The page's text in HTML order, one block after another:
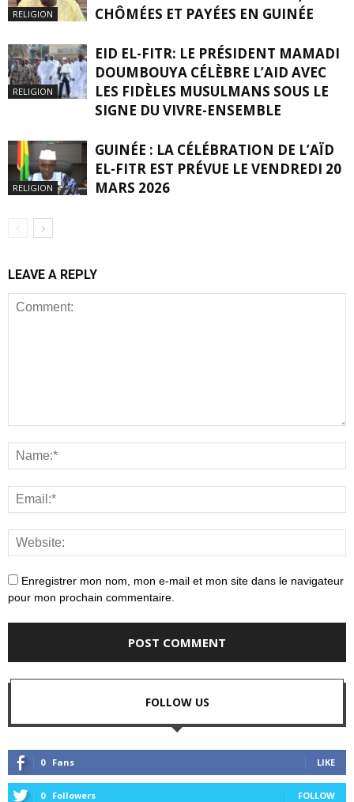
RELIGION
CHÔMÉES ET PAYÉES EN GUINÉE
RELIGION
EID EL-FITR: LE PRÉSIDENT MAMADI
DOUMBOUYA CÉLÈBRE L’AID AVEC
LES FIDÈLES MUSULMANS SOUS LE
SIGNE DU VIVRE-ENSEMBLE
RELIGION
GUINÉE : LA CÉLÉBRATION DE L’AÏD
EL-FITR EST PRÉVUE LE VENDREDI 20
MARS 2026
LEAVE A REPLY
Enregistrer mon nom, mon e-mail et mon site dans le navigateur
pour mon prochain commentaire.
FOLLOW US
0 Fans LIKE
0 Followers FOLLOW